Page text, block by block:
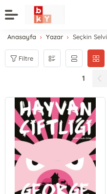
Anasayfa Yazar Seçkin Selvi
Filtre
1